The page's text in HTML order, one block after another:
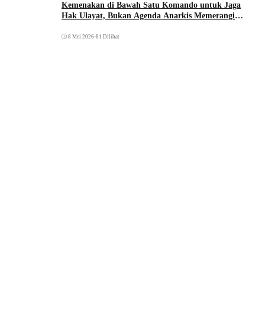
Kemenakan di Bawah Satu Komando untuk Jaga
Hak Ulayat, Bukan Agenda Anarkis Memerangi
8 Mei 2026•81 Dilihat